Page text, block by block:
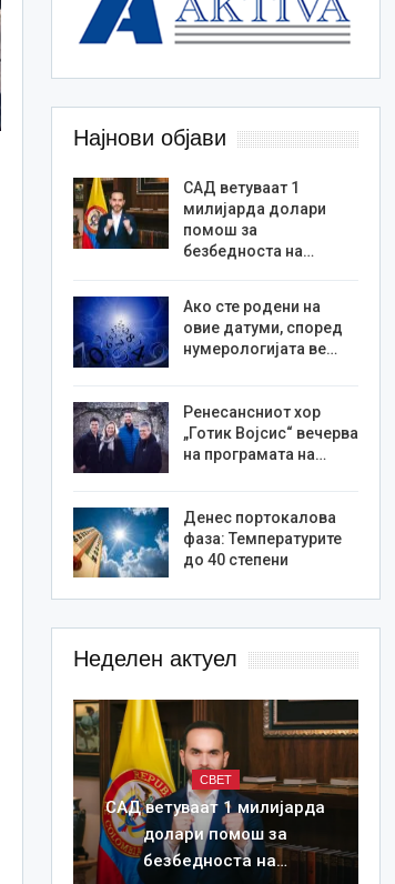
Најнови објави
САД ветуваат 1
милијарда долари
помош за
безбедноста на…
Ако сте родени на
овие датуми, според
нумерологијата ве…
Ренесансниот хор
„Готик Војсис“ вечерва
на програмата на…
Денес портокалова
фаза: Температурите
до 40 степени
Неделен актуел
СВЕТ
САД ветуваат 1 милијарда
долари помош за
безбедноста на…